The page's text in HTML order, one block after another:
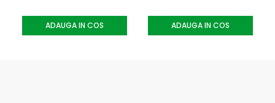
ADAUGA IN COS ADAUGA IN COS